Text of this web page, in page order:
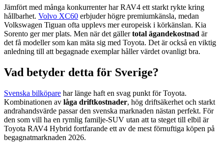
Jämfört med många konkurrenter har RAV4 ett starkt rykte kring
hållbarhet. Volvo XC60 erbjuder högre premiumkänsla, medan
Volkswagen Tiguan ofta upplevs mer europeisk i körkänslan. Kia
Sorento ger mer plats. Men när det gällertotal ägandekostnad är
det få modeller som kan mäta sig med Toyota. Det är också en viktig
anledning till att begagnade exemplar håller värdet ovanligt bra.
Vad betyder detta för Sverige?
Svenska bilköpare har länge haft en svag punkt för Toyota.
Kombinationen av låga driftkostnader, hög driftsäkerhet och starkt
andrahandsvärde passar den svenska marknaden nästan perfekt. För
den som vill ha en rymlig familje-SUV utan att ta steget till elbil är
Toyota RAV4 Hybrid fortfarande ett av de mest förnuftiga köpen på
begagnatmarknaden 2026.